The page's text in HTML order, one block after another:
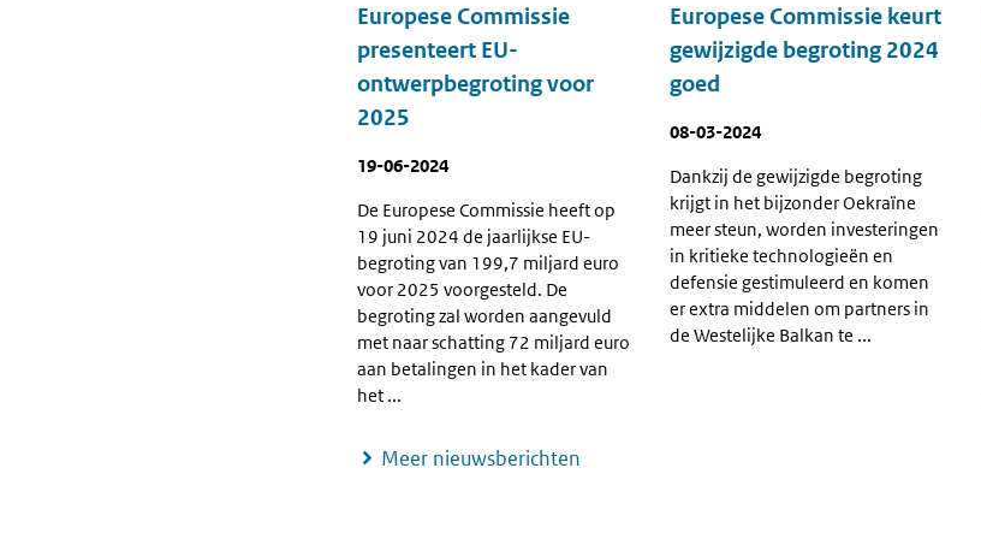
Europese Commissie
presenteert EU-
ontwerpbegroting voor
2025
19-06-2024
De Europese Commissie heeft op
19 juni 2024 de jaarlijkse EU-
begroting van 199,7 miljard euro
voor 2025 voorgesteld. De
begroting zal worden aangevuld
met naar schatting 72 miljard euro
aan betalingen in het kader van
het ...
Europese Commissie keurt
gewijzigde begroting 2024
goed
08-03-2024
Dankzij de gewijzigde begroting
krijgt in het bijzonder Oekraïne
meer steun, worden investeringen
in kritieke technologieën en
defensie gestimuleerd en komen
er extra middelen om partners in
de Westelijke Balkan te ...
Meer nieuwsberichten